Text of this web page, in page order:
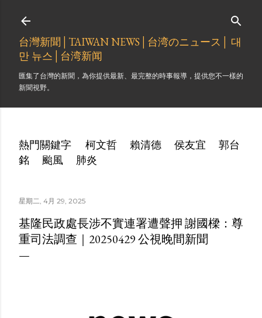
台灣新聞│TAIWAN NEWS│台湾のニュース│ 대
만 뉴스│台湾新闻
匯集了台灣的新聞，為你提供最新、最完整的時事報導，提供您不一樣的
新聞視野。
熱門關鍵字 柯文哲 賴清德 侯友宜
郭台
銘
颱風 肺炎
星期二, 4月 29, 2025
基隆民政處長涉不實連署遭聲押 謝國樑：尊
重司法調查｜20250429 公視晚間新聞